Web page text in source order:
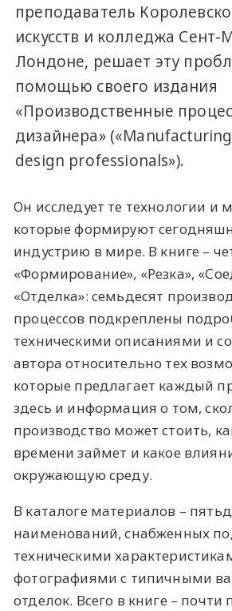
преподаватель
искусств и колледжа Сент-
Лондоне, решает эту
помощью своего издания
«Производственные
дизайнера»
design professionals»).
Он исследует те технологии и
которые формируют
индустрию в мире. В книге –
«Формирование», «Резка»,
«Отделка»: семьдесят
процессов подкреплены
техническими описаниями и
автора относительно тех
которые предлагает каждый
здесь и информация о том,
производство может стоить,
времени займет и какое
окружающую среду.
В каталоге материалов –
наименований, снабженных
техническими
фотографиями с типичными
отделок. Всего в книге –